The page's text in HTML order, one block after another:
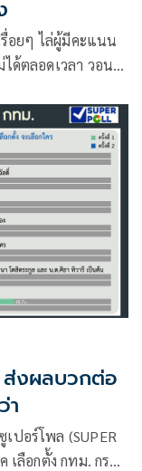
อยๆ ไล่ผู้มีคะแนน
ด้ตลอดเวลา วอน
งผลบวกต่อ
า
ปอร์โพล (SUPER
เลือกตั้ง กทม. กรณี